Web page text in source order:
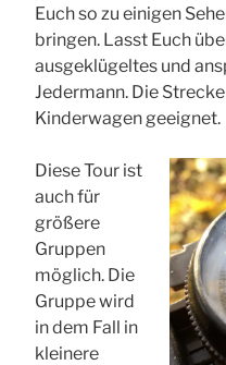
Euch so zu einigen
bringen. Lasst Euch
ausgeklügeltes und
Jedermann. Die
Kinderwagen geeignet.
Diese Tour ist
auch für
größere
Gruppen
möglich. Die
Gruppe wird
in dem Fall in
kleinere